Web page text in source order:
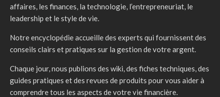
affaires, les finances, la technologie, l’entrepreneuriat, le
leadership et le style de vie.
Notre encyclopédie accueille des experts qui fournissent des
conseils clairs et pratiques sur la gestion de votre argent.
Chaque jour, nous publions des wiki, des fiches techniques, des
guides pratiques et des revues de produits pour vous aider à
comprendre tous les aspects de votre vie financière.